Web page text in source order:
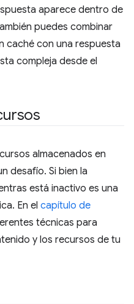
aparece dentro de
puedes combinar
caché con una respuesta
compleja desde el
almacenados en
desafío. Si bien la
está inactivo es una
En el capítulo de
técnicas para
y los recursos de tu